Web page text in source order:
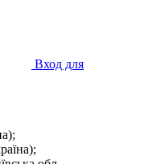
Вход для